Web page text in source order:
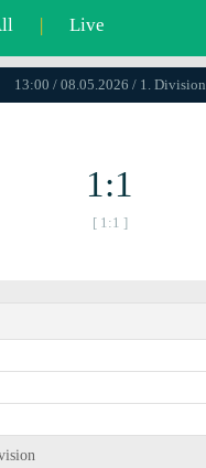
| Live
13:00 / 08.05.2026 / 1. Division
1:1
[ 1:1 ]